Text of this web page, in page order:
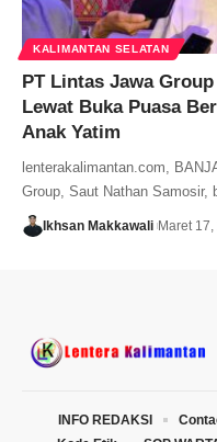
KALIMANTAN SELATAN
PT Lintas Jawa
Lewat Buka Puasa
Anak Yatim
lenterakalimantan.com,
Group, Saut Nathan Samosir,
Ikhsan Makkawali Maret 17,
INFO REDAKSI